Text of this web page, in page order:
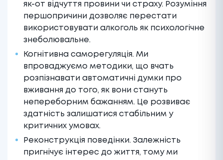
як-от відчуття провини чи страху. Розуміння
першопричини дозволяє перестати
використовувати алкоголь як психологічне
знеболювальне.
Когнітивна саморегуляція. Ми
впроваджуємо методики, що вчать
розпізнавати автоматичні думки про
вживання до того, як вони стануть
непереборним бажанням. Це розвиває
здатність залишатися стабільним у
критичних умовах.
Реконструкція поведінки. Залежність
пригнічує інтерес до життя, тому ми